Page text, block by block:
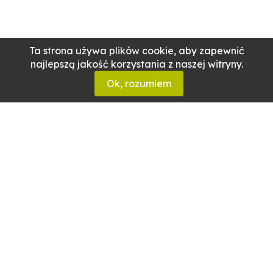
Ta strona używa plików cookie, aby zapewnić
najlepszą jakość korzystania z naszej witryny.
Ok, rozumiem